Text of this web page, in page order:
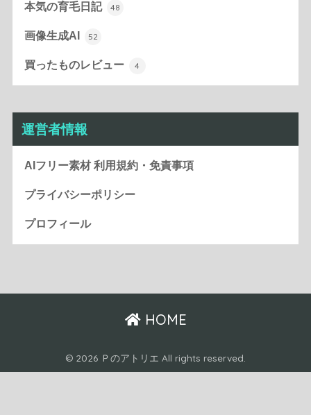
本気の育毛日記 48
画像生成AI 52
買ったものレビュー 4
運営者情報
AIフリー素材 利用規約・免責事項
プライバシーポリシー
プロフィール
HOME
© 2026 Ｐのアトリエ All rights reserved.